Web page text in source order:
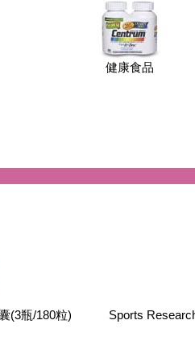
健康食品
(3瓶/180粒)
Sports